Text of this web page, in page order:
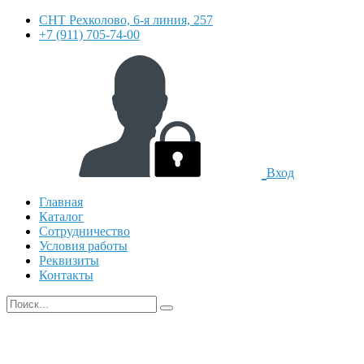
СНТ Рехколово, 6-я линия, 257
+7 (911) 705-74-00
Вход
Главная
Каталог
Сотрудничество
Условия работы
Реквизиты
Контакты